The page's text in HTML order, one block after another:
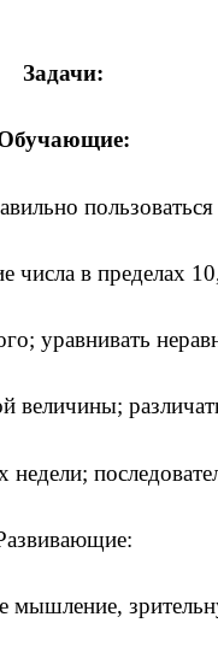
Задачи:
в пределах
уравнивать
величины;
мышление,